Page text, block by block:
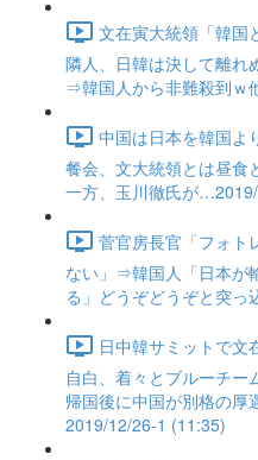
文在寅大統領「韓国
隣人、日韓は決して離れ
⇒韓国人から非難殺到ｗ
中国は日本を韓国よ
餐会、文大統領とは昼食
一方、玉川徹氏が
菅官房長官「フォト
ない」⇒韓国人「日本が
る」どうぞどうぞと突
日中韓サミットで文
自白、着々とブルーチ
帰国後に中国が別格の
2019/12/26-1 (11:35)